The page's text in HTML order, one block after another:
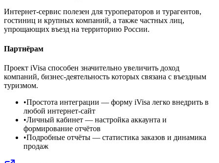
Интернет-сервис полезен для туроператоров и турагентов,
гостиниц и крупных компаний, а также частных лиц,
упрощающих въезд на территорию России.
Партнёрам
Проект iVisa способен значительно увеличить доход
компаний, бизнес-деятельность которых связана с въездным
туризмом.
•Простота интеграции — форму iVisa легко внедрить в
любой интернет-сайт
•Личный кабинет — настройка аккаунта и
формирование отчётов
•Подробные отчёты — статистика заказов и динамика
продаж